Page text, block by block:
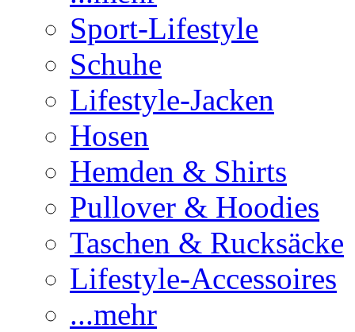
Sport-Lifestyle
Schuhe
Lifestyle-Jacken
Hosen
Hemden & Shirts
Pullover & Hoodies
Taschen & Rucksäcke
Lifestyle-Accessoires
...mehr